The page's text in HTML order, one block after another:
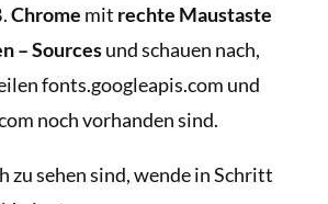
Chrome mit rechte Maustaste
– Sourcesund schauen nach,
fonts.googleapis.com und
noch vorhanden sind.
zu sehen sind, wende in Schritt